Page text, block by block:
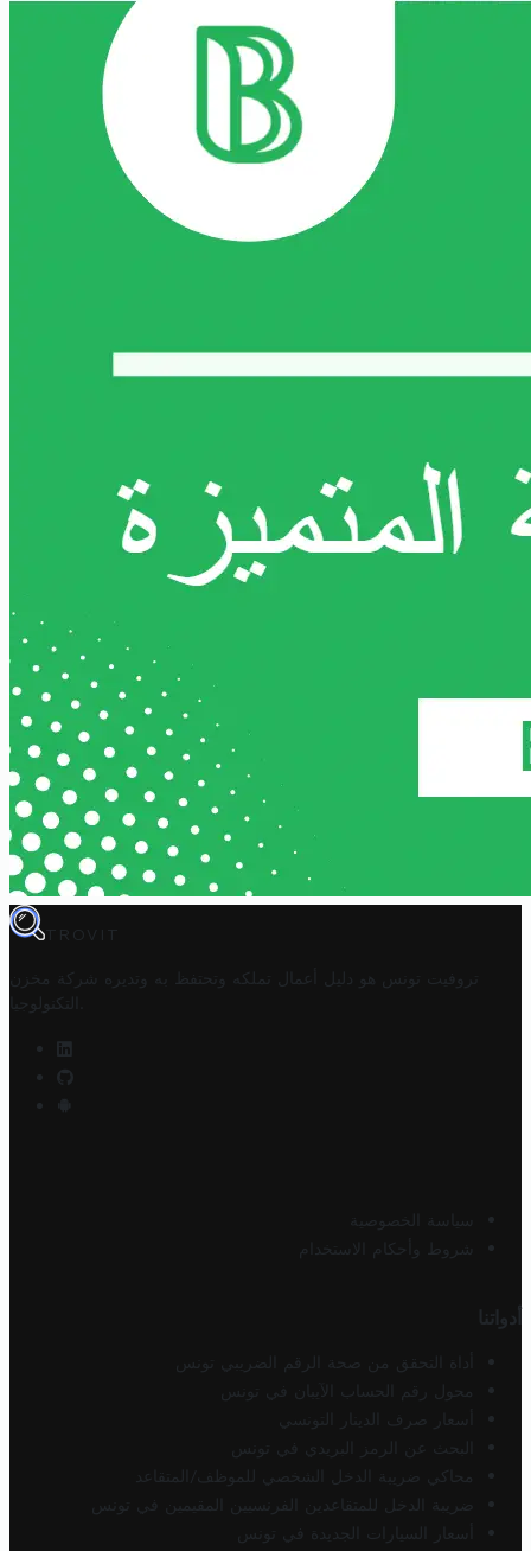
TROVIT
تروفيت تونس هو دليل أعمال تملكه وتحتفظ به وتديره
شركة مخزن
التكنولوجيا
سياسة الخصوصية
شروط وأحكام الاستخدام
أدواتنا
أداة التحقق من صحة الرقم الضريبي تونس
محول رقم الحساب الآيبان في تونس
أسعار صرف الدينار التونسي
البحث عن الرمز البريدي في تونس
محاكي ضريبة الدخل الشخصي للموظف/المتقاعد
ضريبة الدخل للمتقاعدين الفرنسيين المقيمين في تونس
أسعار السيارات الجديدة في تونس